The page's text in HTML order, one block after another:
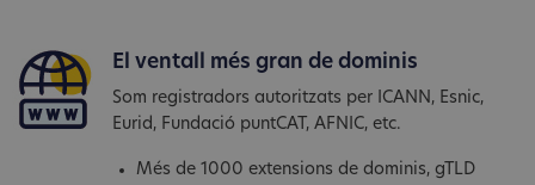
El ventall més gran de dominis
Som registradors autoritzats per ICANN, Esnic,
Eurid, Fundació puntCAT, AFNIC, etc.
Més de 1000 extensions de dominis, gTLD